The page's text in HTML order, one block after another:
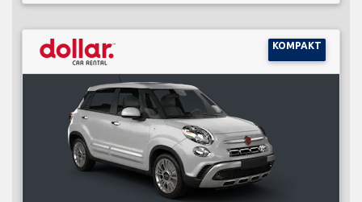
KOMPAKT